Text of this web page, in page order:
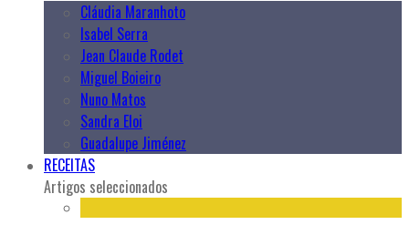
Cláudia Maranhoto
Isabel Serra
Jean Claude Rodet
Miguel Boieiro
Nuno Matos
Sandra Eloi
Guadalupe Jiménez
RECEITAS
Artigos seleccionados